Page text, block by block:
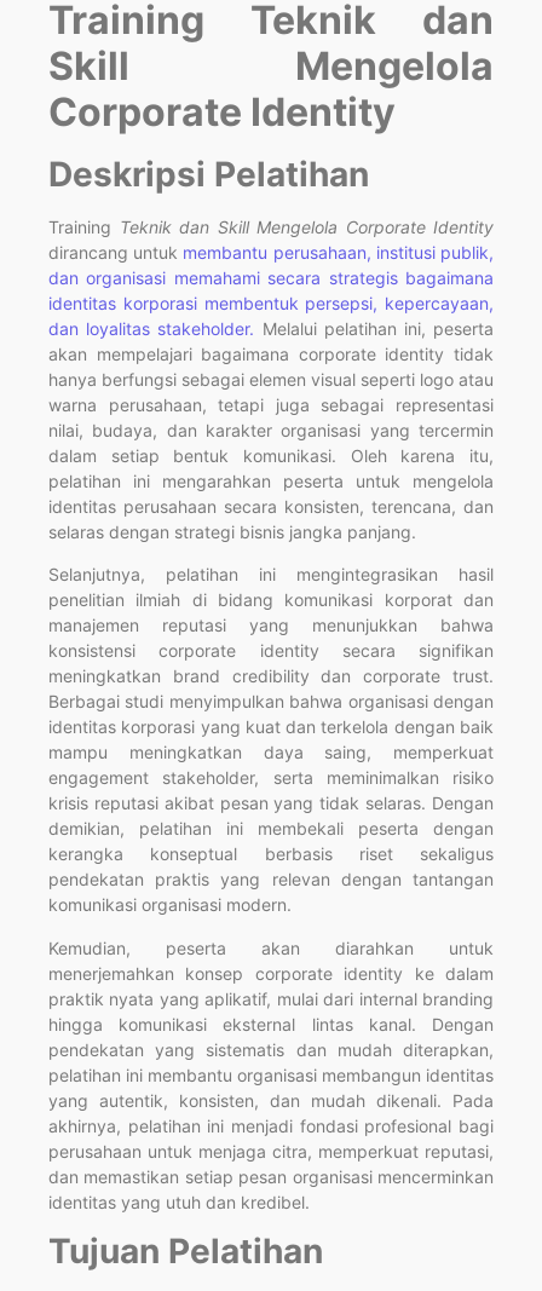
Training Teknik dan
Skill Mengelola
Corporate Identity
Deskripsi Pelatihan
Training Teknik dan Skill Mengelola Corporate Identity
dirancang untuk membantu perusahaan, institusi publik,
dan organisasi memahami secara strategis bagaimana
identitas korporasi membentuk persepsi, kepercayaan,
dan loyalitas stakeholder. Melalui pelatihan ini, peserta
akan mempelajari bagaimana corporate identity tidak
hanya berfungsi sebagai elemen visual seperti logo atau
warna perusahaan, tetapi juga sebagai representasi
nilai, budaya, dan karakter organisasi yang tercermin
dalam setiap bentuk komunikasi. Oleh karena itu,
pelatihan ini mengarahkan peserta untuk mengelola
identitas perusahaan secara konsisten, terencana, dan
selaras dengan strategi bisnis jangka panjang.
Selanjutnya, pelatihan ini mengintegrasikan hasil
penelitian ilmiah di bidang komunikasi korporat dan
manajemen reputasi yang menunjukkan bahwa
konsistensi corporate identity secara signifikan
meningkatkan brand credibility dan corporate trust.
Berbagai studi menyimpulkan bahwa organisasi dengan
identitas korporasi yang kuat dan terkelola dengan baik
mampu meningkatkan daya saing, memperkuat
engagement stakeholder, serta meminimalkan risiko
krisis reputasi akibat pesan yang tidak selaras. Dengan
demikian, pelatihan ini membekali peserta dengan
kerangka konseptual berbasis riset sekaligus
pendekatan praktis yang relevan dengan tantangan
komunikasi organisasi modern.
Kemudian, peserta akan diarahkan untuk
menerjemahkan konsep corporate identity ke dalam
praktik nyata yang aplikatif, mulai dari internal branding
hingga komunikasi eksternal lintas kanal. Dengan
pendekatan yang sistematis dan mudah diterapkan,
pelatihan ini membantu organisasi membangun identitas
yang autentik, konsisten, dan mudah dikenali. Pada
akhirnya, pelatihan ini menjadi fondasi profesional bagi
perusahaan untuk menjaga citra, memperkuat reputasi,
dan memastikan setiap pesan organisasi mencerminkan
identitas yang utuh dan kredibel.
Tujuan Pelatihan